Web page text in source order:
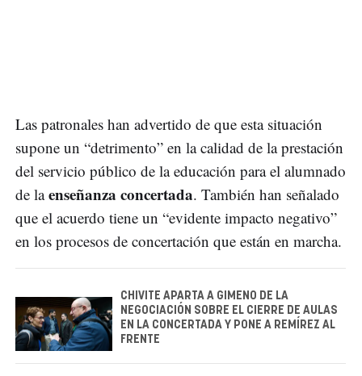
Las patronales han advertido de que esta situación
supone un “detrimento” en la calidad de la prestación
del servicio público de la educación para el alumnado
de laenseñanza concertada. También han señalado
que el acuerdo tiene un “evidente impacto negativo”
en los procesos de concertación que están en marcha.
CHIVITE APARTA A GIMENO DE LA
NEGOCIACIÓN SOBRE EL CIERRE DE AULAS
EN LA CONCERTADA Y PONE A REMÍREZ AL
FRENTE